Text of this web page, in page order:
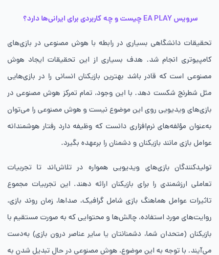
سرویس EA PLAY چیست و چه کاربردی برای ایرانی‌ها دارد؟
تحقیقات دانشگاهی بسیاری در رابطه با هوش مصنوعی در بازی‌های
کامپیوتری انجام شد. هدف بسیاری از این تحقیقات ایجاد هوش
مصنوعی است که قادر باشد بهترین بازیکنان انسانی را در بازی‌هایی
مثل شطرنج شکست دهد. با این وجود، تمام تمرکز هوش مصنوعی در
بازی‌های ویدیویی روی این موضوع نیست و هوش مصنوعی را می‌توان
به‌عنوان مؤلفه‌های نرم‌افزاری دانست که وظیفه دارد رفتار هوشمندانه
عوامل بازی مانند بازیکنان و دشمنان را برعهده بگیرد.
تولیدکنندگان بازی‌های ویدیویی همواره در تلاش‌اند تا تجربیات
تعاملی ارزشمندی را برای بازیکنان ارائه دهند. این تجربیات مجموع
تاثیرات عوامل هماهنگ بازی شامل گرافیک‌، صداها‌، زمان روند بازی‌،
روایت‌های مورد استفاده‌، چالش‌ها و محتوایی که به صورت مستقیم با
بازیکنان (متحدان شما، دشمنانتان یا سایر عناصر درون بازی) به‌دست
می‌آیند. با توجه به این موضوع، هوش مصنوعی در حال تبدیل شدن به